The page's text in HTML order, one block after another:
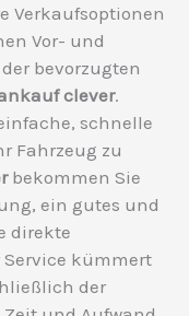
Verkaufsoptionen
Vor- und
bevorzugten
clever.
schnelle
Fahrzeug zu
bekommen Sie
ein gutes und
direkte
Service kümmert
der